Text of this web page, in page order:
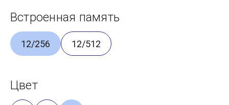
Встроенная память
12/256 12/512
Цвет